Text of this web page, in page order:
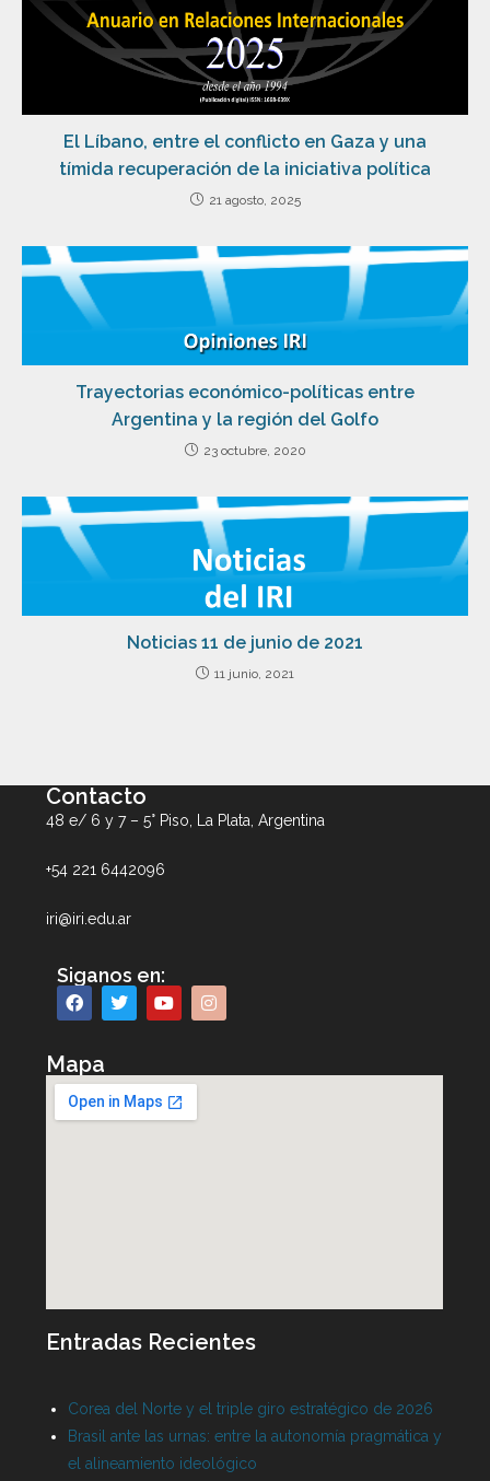
El Líbano, entre el conflicto en Gaza y una
tímida recuperación de la iniciativa política
21 agosto, 2025
Trayectorias económico-políticas entre
Argentina y la región del Golfo
23 octubre, 2020
Noticias 11 de junio de 2021
11 junio, 2021
Contacto
48 e/ 6 y 7 – 5° Piso, La Plata, Argentina
+54 221 6442096
iri@iri.edu.ar
Siganos en:
Mapa
Entradas Recientes
Corea del Norte y el triple giro estratégico de 2026
Brasil ante las urnas: entre la autonomía pragmática y
el alineamiento ideológico